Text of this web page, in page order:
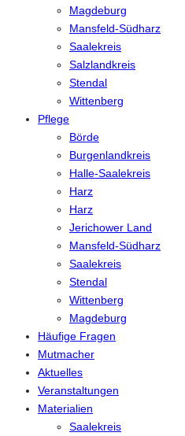
Magdeburg
Mansfeld-Südharz
Saalekreis
Salzlandkreis
Stendal
Wittenberg
Pflege
Börde
Burgenlandkreis
Halle-Saalekreis
Harz
Harz
Jerichower Land
Mansfeld-Südharz
Saalekreis
Stendal
Wittenberg
Magdeburg
Häufige Fragen
Mutmacher
Aktuelles
Veranstaltungen
Materialien
Saalekreis